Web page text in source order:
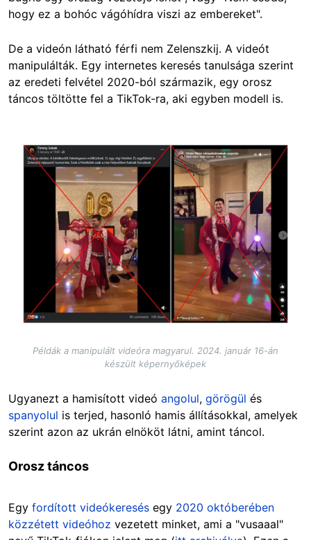
hogy ez a bohóc vágóhídra viszi az embereket".
De a videón látható férfi nem Zelenszkij. A videót
manipulálták. Egy internetes keresés tanulsága szerint
az eredeti felvétel 2020-ból származik, egy orosz
táncos töltötte fel a TikTok-ra, aki egyben modell is.
Image
Példák a manipulált videóra magyarul. 2024. január 16-án
készült képernyőképek
Ugyanezt a hamisított videó angolul, görögül és
spanyolul is terjed, hasonló hamis állításokkal, amelyek
szerint azon az ukrán elnököt látni, amint táncol.
Orosz táncos
Egy fordított videókeresés egy 2020 októberében
közzétett videóhoz vezetett minket, ami a "vusaaal"